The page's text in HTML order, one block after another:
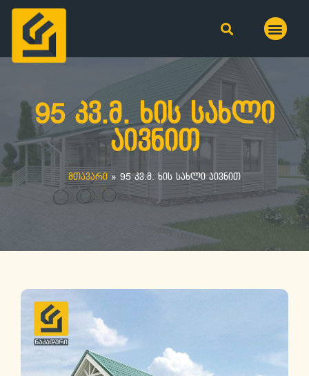
95 კვ.მ. ხის სახლი
აივნით
მთავარი » 95 კვ.მ. ხის სახლი აივნით